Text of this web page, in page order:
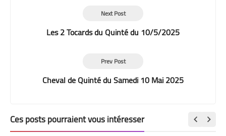
Next Post
Les 2 Tocards du Quinté du 10/5/2025
Prev Post
Cheval de Quinté du Samedi 10 Mai 2025
Ces posts pourraient vous intéresser